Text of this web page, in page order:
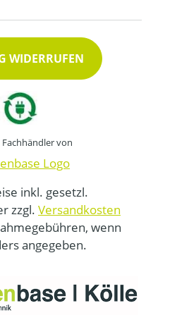
WIDERRUFEN
Fachhändler von
inkl. gesetzl.
zzgl. Versandkosten
wenn
angegeben.